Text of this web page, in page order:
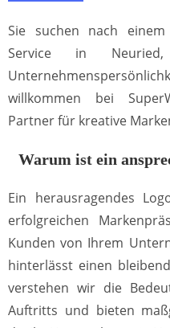
Sie suchen nach einem
Service in
willkommen bei
Partner für kreative
Warum ist ein
Ein herausragendes
erfolgreichen
Kunden von Ihrem
hinterlässt einen
verstehen wir die
Auftritts und bieten